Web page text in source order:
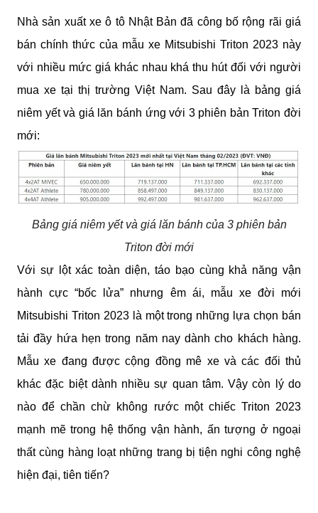
Nhà sản xuất xe ô tô Nhật Bản đã công bố rộng rãi giá
bán chính thức của mẫu xe Mitsubishi Triton 2023 này
với nhiều mức giá khác nhau khá thu hút đối với người
mua xe tại thị trường Việt Nam. Sau đây là bảng giá
niêm yết và giá lăn bánh ứng với 3 phiên bản Triton đời
mới:
Bảng giá niêm yết và giá lăn bánh của 3 phiên bản
Triton đời mới
Với sự lột xác toàn diện, táo bạo cùng khả năng vận
hành cực “bốc lửa” nhưng êm ái, mẫu xe đời mới
Mitsubishi Triton 2023 là một trong những lựa chọn bán
tải đầy hứa hẹn trong năm nay dành cho khách hàng.
Mẫu xe đang được cộng đồng mê xe và các đối thủ
khác đặc biệt dành nhiều sự quan tâm. Vậy còn lý do
nào để chần chừ không rước một chiếc Triton 2023
mạnh mẽ trong hệ thống vận hành, ấn tượng ở ngoại
thất cùng hàng loạt những trang bị tiện nghi công nghệ
hiện đại, tiên tiến?